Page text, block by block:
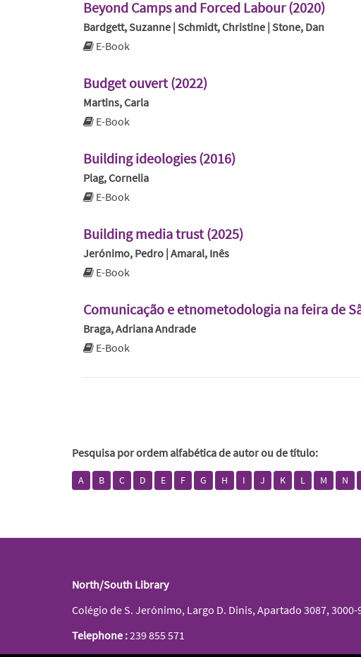
Beyond Camps and Forced Labour (2020)
Bardgett, Suzanne | Schmidt, Christine | Stone, Dan
E-Book
Budget ouvert (2022)
Martins, Carla
E-Book
Building ideologies (2016)
Plag, Cornelia
E-Book
Building media trust (2025)
Jerónimo, Pedro | Amaral, Inês
E-Book
Comunicação e etnometodologia na feira de
Braga, Adriana Andrade
E-Book
Pesquisa por ordem alfabética de autor ou de título:
A B C D E F G H I J K L M N
North/South Library
Colégio de S. Jerónimo, Largo D. Dinis, Apartado 3087, 3000-
Telephone :239 855 571